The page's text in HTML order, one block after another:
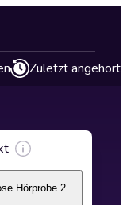
Zuletzt angehört
Hörprobe 2